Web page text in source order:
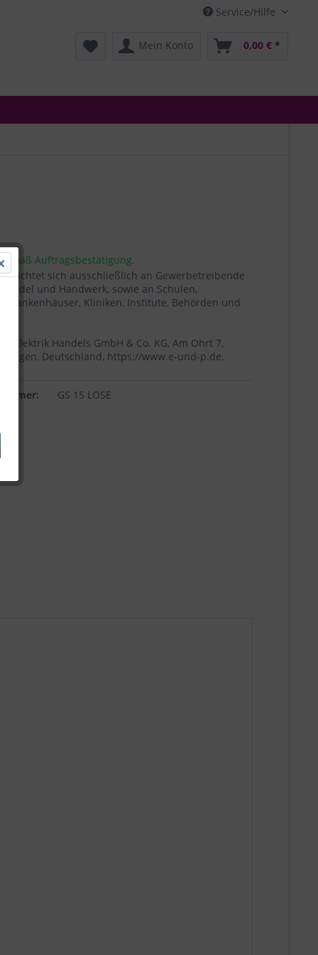
Service/Hilfe
Mein Konto 0,00 € *
Auftragsbestätigung.
richtet sich ausschließlich an Gewerbetreibende
und Handwerk, sowie an Schulen,
Krankenhäuser, Kliniken, Institute, Behörden und
Elektrik Handels GmbH & Co. KG, Am Ohrt 7,
Höingen, Deutschland, https://www.e-und-p.de.
GS 15 LOSE